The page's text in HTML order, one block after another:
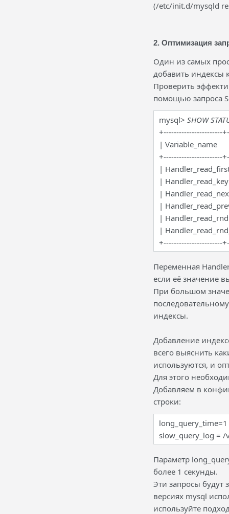
(/etc/init.d/mysqld
2. Оптимизация
Один из самых
добавить индексы
Проверить
помощью запроса
mysql> SHOW
+-----------------------
|
+-----------------------
|
|
|
|
|
|
+-----------------------
Переменная
если её значение
При большом
индексы.
Добавление
всего выяснить
используются, и
Для этого
Добавляем в
строки:
long_query_time=1
slow_query_log =
Параметр
более 1 секунды.
Эти запросы будут
версиях mysql
используйте